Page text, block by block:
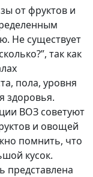
от фруктов и
Не существует
так как
пола, уровня
здоровья.
ВОЗ советуют
и овощей
помнить, что
кусок.
представлена